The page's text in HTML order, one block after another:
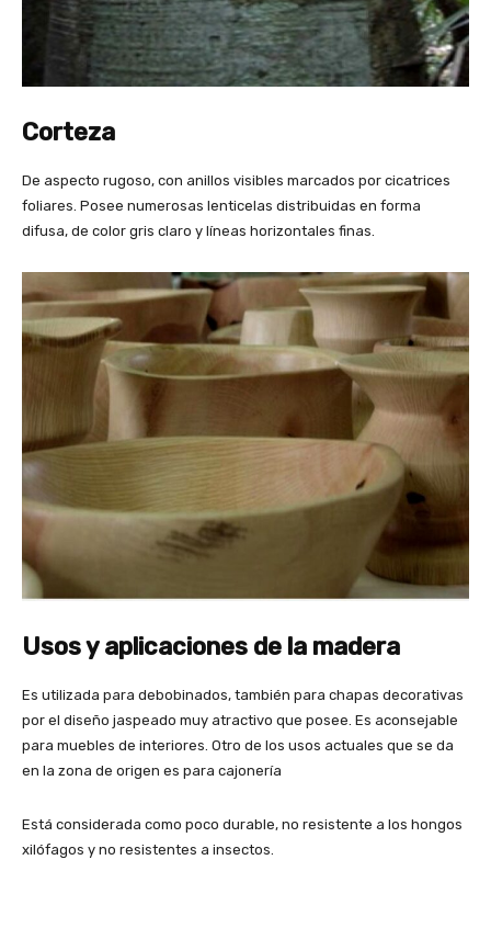
Corteza
De aspecto rugoso, con anillos visibles marcados por cicatrices
foliares. Posee numerosas lenticelas distribuidas en forma
difusa, de color gris claro y líneas horizontales finas.
Usos y aplicaciones de la madera
Es utilizada para debobinados, también para chapas decorativas
por el diseño jaspeado muy atractivo que posee. Es aconsejable
para muebles de interiores. Otro de los usos actuales que se da
en la zona de origen es para cajonería
Está considerada como poco durable, no resistente a los hongos
xilófagos y no resistentes a insectos.